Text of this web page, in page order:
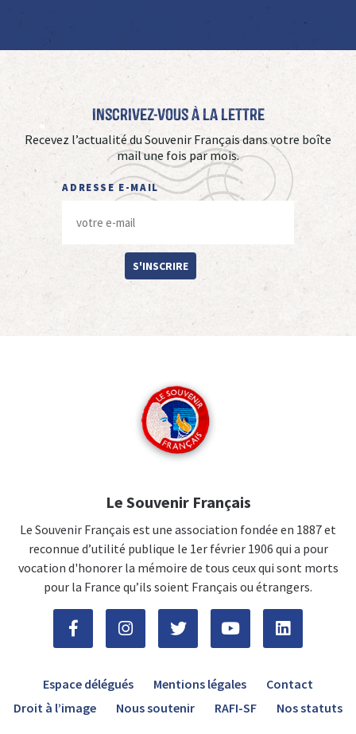
Inscrivez-vous à La Lettre
Recevez l’actualité du Souvenir Français dans votre boîte
mail une fois par mois.
ADRESSE E-MAIL
S'INSCRIRE
Le Souvenir Français
Le Souvenir Français est une association fondée en 1887 et
reconnue d’utilité publique le 1er février 1906 qui a pour
vocation d'honorer la mémoire de tous ceux qui sont morts
pour la France qu’ils soient Français ou étrangers.
Espace délégués Mentions légales
Contact
Droit à l’image
Nous soutenir RAFI-SF Nos statuts